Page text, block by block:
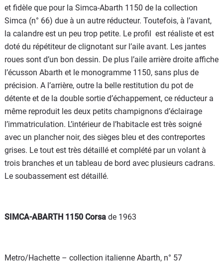
et fidèle que pour la Simca-Abarth 1150 de la collection
Simca (n° 66) due à un autre réducteur. Toutefois, à l’avant,
la calandre est un peu trop petite. Le profil est réaliste et est
doté du répétiteur de clignotant sur l’aile avant. Les jantes
roues sont d’un bon dessin. De plus l’aile arrière droite affiche
l’écusson Abarth et le monogramme 1150, sans plus de
précision. A l’arrière, outre la belle restitution du pot de
détente et de la double sortie d’échappement, ce réducteur a
même reproduit les deux petits champignons d’éclairage
l’immatriculation. L’intérieur de l’habitacle est très soigné
avec un plancher noir, des sièges bleu et des contreportes
grises. Le tout est très détaillé et complété par un volant à
trois branches et un tableau de bord avec plusieurs cadrans.
Le soubassement est détaillé.
SIMCA-ABARTH 1150 Corsa de 1963
Metro/Hachette – collection italienne Abarth, n° 57